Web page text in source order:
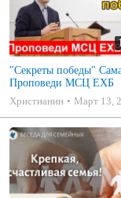
"Секреты победы" Самарин Д.В.
Проповеди МСЦ ЕХБ
Христианин
Март 13,